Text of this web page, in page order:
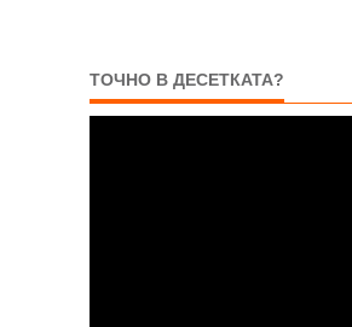
ТОЧНО В ДЕСЕТКАТА?